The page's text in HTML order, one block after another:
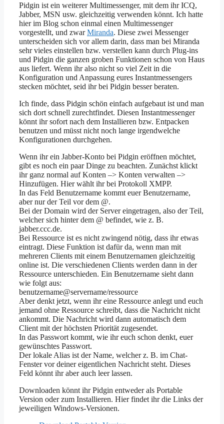
Pidgin ist ein weiterer Multimessenger, mit dem ihr ICQ,
Jabber, MSN usw. gleichzeitig verwenden könnt. Ich hatte
hier im Blog schon einmal einen Multimessenger
vorgestellt, und zwarMiranda. Diese zwei Messenger
unterscheiden sich vor allem darin, dass man bei Miranda
sehr vieles einstellen bzw. verstellen kann durch Plug-ins
und Pidgin die ganzen groben Funktionen schon von Haus
aus liefert. Wenn ihr also nicht so viel Zeit in die
Konfiguration und Anpassung eures Instantmessengers
stecken möchtet, seid ihr bei Pidgin besser beraten.
Ich finde, dass Pidgin schön einfach aufgebaut ist und man
sich dort schnell zurechtfindet. Diesen Instantmessenger
könnt ihr sofort nach dem Installieren bzw. Entpacken
benutzen und müsst nicht noch lange irgendwelche
Konfigurationen durchgehen.
Wenn ihr ein Jabber-Konto bei Pidgin eröffnen möchtet,
gibt es noch ein paar Dinge zu beachten. Zunächst klickt
ihr ganz normal auf Konten –> Konten verwalten –>
Hinzufügen. Hier wählt ihr bei Protokoll XMPP.
In das Feld Benutzername kommt euer Benutzername,
aber nur der Teil vor dem @.
Bei der Domain wird der Server eingetragen, also der Teil,
welcher sich hinter dem @ befindet, wie z. B.
jabber.ccc.de.
Bei Ressource ist es nicht zwingend nötig, dass ihr etwas
eintragt. Diese Funktion ist dafür da, wenn man mit
mehreren Clients mit einem Benutzernamen gleichzeitig
online ist. Die verschiedenen Clients werden dann in der
Ressource unterschieden. Ein Benutzername sieht dann
wie folgt aus:
benutzername@servername/ressource
Aber denkt jetzt, wenn ihr eine Ressource anlegt und euch
jemand ohne Ressource schreibt, dass die Nachricht nicht
ankommt. Die Nachricht wird dann automatisch dem
Client mit der höchsten Priorität zugesendet.
In das Passwort kommt, wie ihr euch schon denkt, euer
gewünschtes Passwort.
Der lokale Alias ist der Name, welcher z. B. im Chat-
Fenster vor deiner eigentlichen Nachricht steht. Dieses
Feld könnt ihr aber auch leer lassen.
Downloaden könnt ihr Pidgin entweder als Portable
Version oder zum Installieren. Hier findet ihr die Links der
jeweiligen Windows-Versionen.